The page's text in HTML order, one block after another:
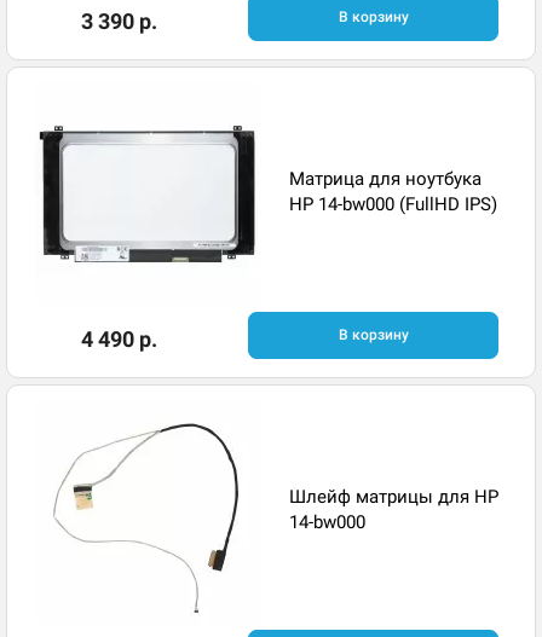
3 390 р. В корзину
Матрица для ноутбука
HP 14-bw000 (FullHD IPS)
4 490 р. В корзину
Шлейф матрицы для HP
14-bw000